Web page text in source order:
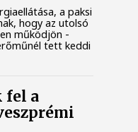
a paksi
hogy az utolsó
működjön -
tett keddi
fel a